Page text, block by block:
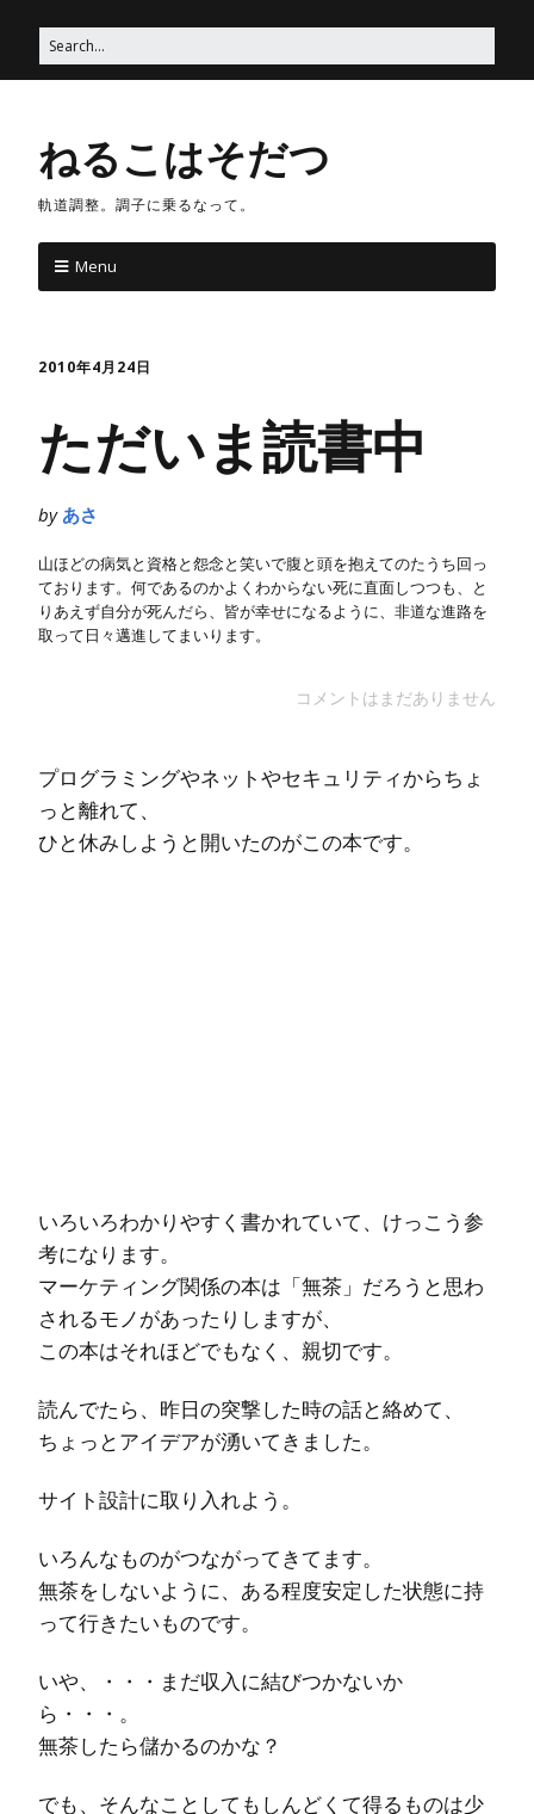
ねるこはそだつ
軌道調整。調子に乗るなって。
Menu
2010年4月24日
ただいま読書中
by あさ
山ほどの病気と資格と怨念と笑いで腹と頭を抱えてのたうち回っ
ております。何であるのかよくわからない死に直面しつつも、と
りあえず自分が死んだら、皆が幸せになるように、非道な進路を
取って日々邁進してまいります。
コメントはまだありません
プログラミングやネットやセキュリティからちょ
っと離れて、
ひと休みしようと開いたのがこの本です。
いろいろわかりやすく書かれていて、けっこう参
考になります。
マーケティング関係の本は「無茶」だろうと思わ
されるモノがあったりしますが、
この本はそれほどでもなく、親切です。
読んでたら、昨日の突撃した時の話と絡めて、
ちょっとアイデアが湧いてきました。
サイト設計に取り入れよう。
いろんなものがつながってきてます。
無茶をしないように、ある程度安定した状態に持
って行きたいものです。
いや、・・・まだ収入に結びつかないか
ら・・・。
無茶したら儲かるのかな？
でも、そんなことしてもしんどくて得るものは少